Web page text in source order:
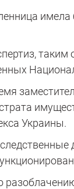
имела
таким
Украины.